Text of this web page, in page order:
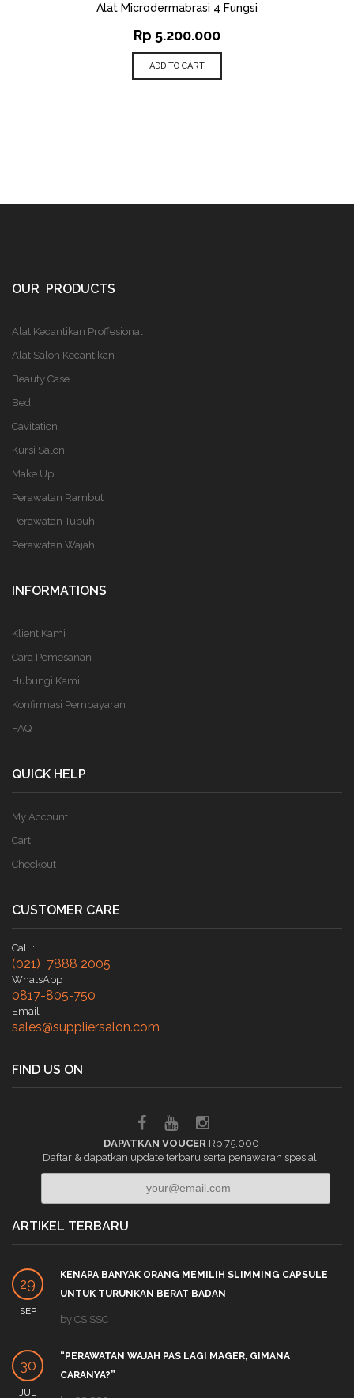
Alat Microdermabrasi 4 Fungsi
Rp 5.200.000
ADD TO CART
OUR PRODUCTS
Alat Kecantikan Proffesional
Alat Salon Kecantikan
Beauty Case
Bed
Cavitation
Kursi Salon
Make Up
Perawatan Rambut
Perawatan Tubuh
Perawatan Wajah
INFORMATIONS
Klient Kami
Cara Pemesanan
Hubungi Kami
Konfirmasi Pembayaran
FAQ
QUICK HELP
My Account
Cart
Checkout
CUSTOMER CARE
Call :
(021) 7888 2005
WhatsApp
0817-805-750
Email
sales@suppliersalon.com
FIND US ON
DAPATKAN VOUCER Rp 75.000
Daftar & dapatkan update terbaru serta penawaran spesial.
ARTIKEL TERBARU
29
SEP
KENAPA BANYAK ORANG MEMILIH SLIMMING CAPSULE
UNTUK TURUNKAN BERAT BADAN
by CS SSC
30
JUL
“PERAWATAN WAJAH PAS LAGI MAGER, GIMANA
CARANYA?”